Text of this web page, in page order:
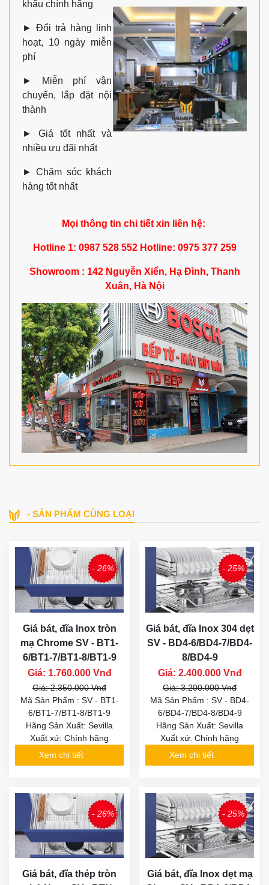
khẩu chính hãng
► Đổi trả hàng linh
hoạt, 10 ngày miễn
phí
►
Miễn phí vận
chuyển, lắp đặt nội
thành
► Giá tốt nhất và
nhiều ưu đãi nhất
►Chăm sóc khách
hàng tốt nhất
Mọi thông tin chi tiết xin liên hệ:
Hotline 1: 0987 528 552 Hotline: 0975 377 259
Showroom : 142 Nguyễn Xiển, Hạ Đình, Thanh
Xuân, Hà Nội
- SẢN PHẨM CÙNG LOẠI
- 26%
Giá bát, đĩa Inox tròn
mạ Chrome SV - BT1-
6/BT1-7/BT1-8/BT1-9
Giá: 1.760.000 Vnđ
Giá: 2.350.000 Vnđ
Mã Sản Phẩm : SV - BT1-
6/BT1-7/BT1-8/BT1-9
Hãng Sản Xuất: Sevilla
Xuất xứ: Chính hãng
Xem chi tiết
- 25%
Giá bát, đĩa Inox 304 dẹt
SV - BD4-6/BD4-7/BD4-
8/BD4-9
Giá: 2.400.000 Vnđ
Giá: 3.200.000 Vnđ
Mã Sản Phẩm : SV - BD4-
6/BD4-7/BD4-8/BD4-9
Hãng Sản Xuất: Sevilla
Xuất xứ: Chính hãng
Xem chi tiết
- 26%
Giá bát, đĩa thép tròn
- 25%
Giá bát, đĩa Inox dẹt mạ